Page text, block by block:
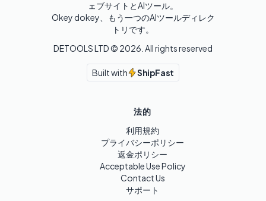
ェブサイトとAIツール。
Okey dokey、もう一つのAIツールディレク
トリです。
DETOOLS LTD © 2026 . All rights reserved
Built with ShipFast
法的
利用規約
プライバシーポリシー
返金ポリシー
Acceptable Use Policy
Contact Us
サポート